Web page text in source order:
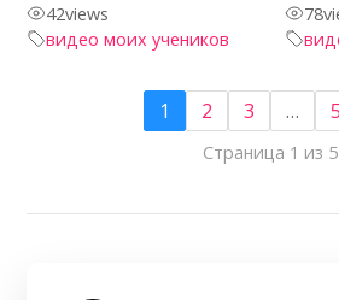
42views
видео моих учеников
78
1 2 3 … 5
Страница 1 из 5